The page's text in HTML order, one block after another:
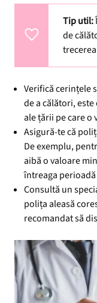
Tip util:
de
Verifică cerințele
de a călători,
ale țării pe care o
Asigură-te că
De exemplu,
aibă o valoare
întreaga
Consultă un
polița aleasă
recomandat să